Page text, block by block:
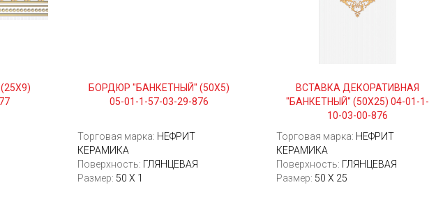
БОРДЮР "БАНКЕТНЫЙ" (50Х5)
05-01-1-57-03-29-876
Торговая марка: НЕФРИТ
КЕРАМИКА
Поверхность: ГЛЯНЦЕВАЯ
Размер: 50 Х 1
ВСТАВКА ДЕКОРАТИВНАЯ
"БАНКЕТНЫЙ" (50Х25) 04-01-1-
10-03-00-876
Торговая марка: НЕФРИТ
КЕРАМИКА
Поверхность: ГЛЯНЦЕВАЯ
Размер: 50 Х 25